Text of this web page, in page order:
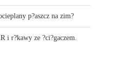
p?aszcz na zim?
i r?kawy ze ?ci?gaczem.